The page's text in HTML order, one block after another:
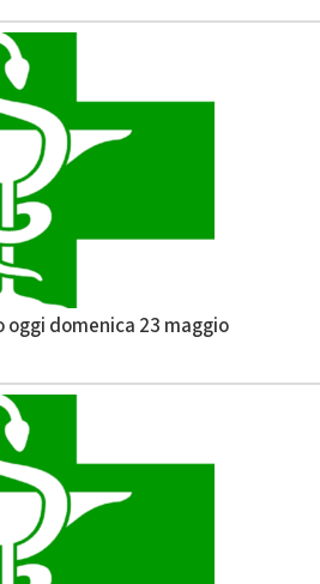
oggi domenica 23 maggio